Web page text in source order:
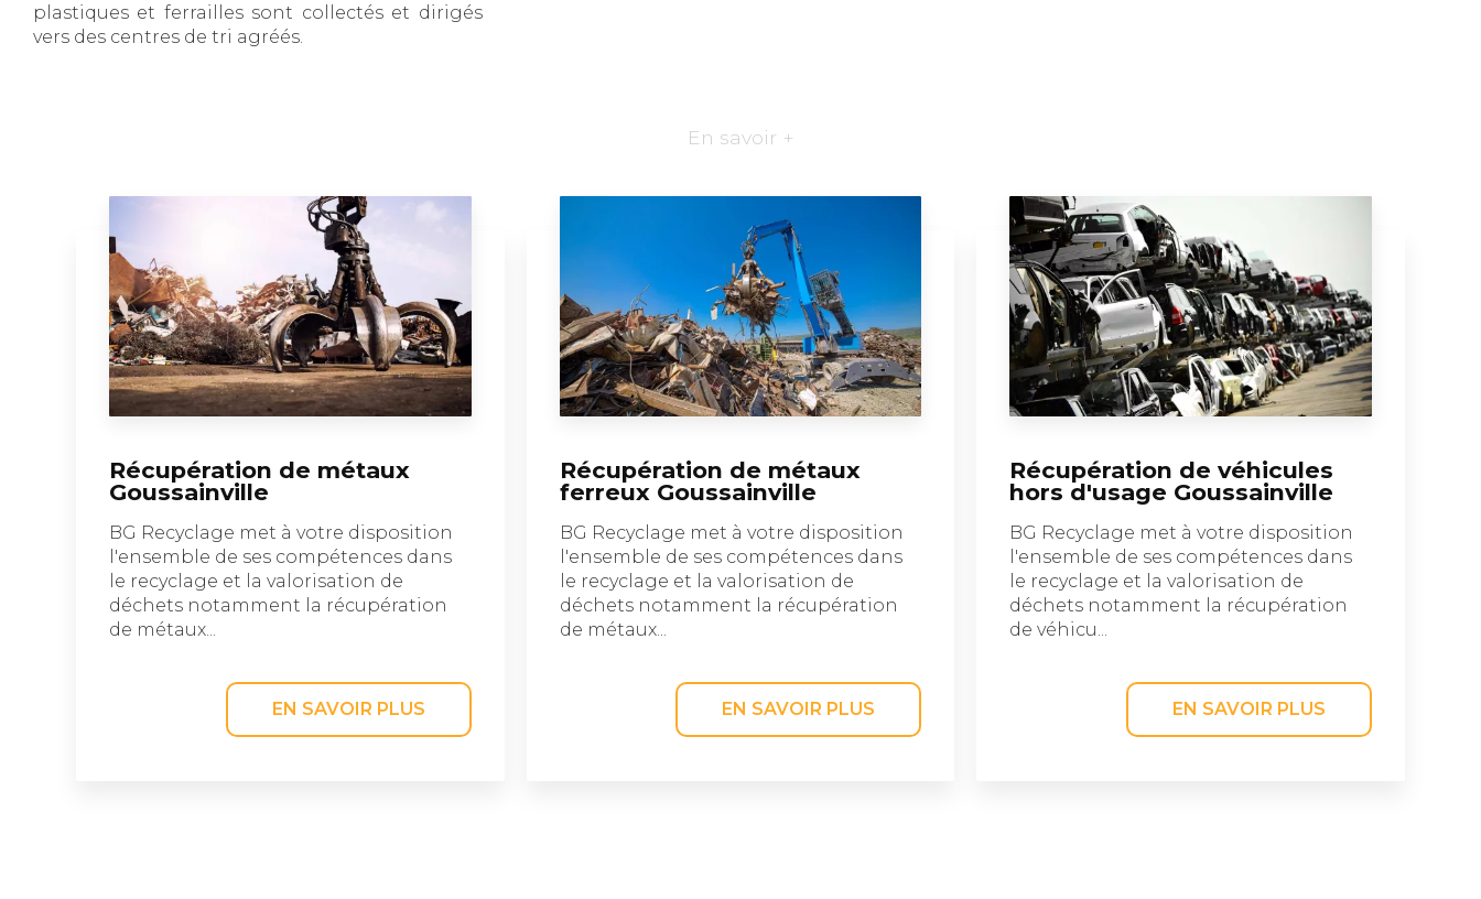
plastiques et ferrailles sont collectés et dirigés
vers des centres de tri agréés.
En savoir +
Récupération de métaux
Goussainville
BG Recyclage met à votre disposition
l'ensemble de ses compétences dans
le recyclage et la valorisation de
déchets notamment la récupération
de métaux...
EN SAVOIR PLUS
Récupération de métaux
ferreux Goussainville
BG Recyclage met à votre disposition
l'ensemble de ses compétences dans
le recyclage et la valorisation de
déchets notamment la récupération
de métaux...
EN SAVOIR PLUS
Récupération de véhicules
hors d'usage Goussainville
BG Recyclage met à votre disposition
l'ensemble de ses compétences dans
le recyclage et la valorisation de
déchets notamment la récupération
de véhicu...
EN SAVOIR PLUS